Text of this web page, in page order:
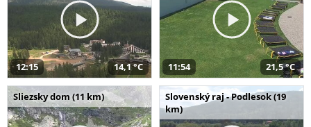
12:15 14,1 °C 11:54 21,5 °C
Sliezsky dom (11 km)
Slovenský raj - Podlesok (19
km)